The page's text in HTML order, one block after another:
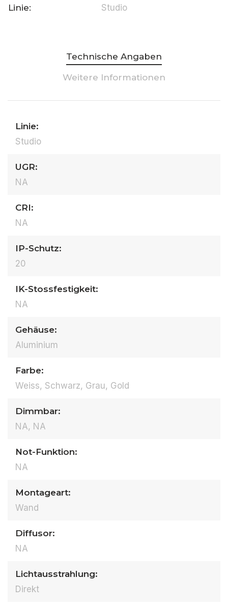
Linie:
Studio
Technische Angaben
Weitere Informationen
Linie:
Studio
UGR:
NA
CRI:
NA
IP-Schutz:
20
IK-Stossfestigkeit:
NA
Gehäuse:
Aluminium
Farbe:
Weiss, Schwarz, Grau, Gold
Dimmbar:
NA, NA
Not-Funktion:
NA
Montageart:
Wand
Diffusor:
NA
Lichtausstrahlung:
Direkt